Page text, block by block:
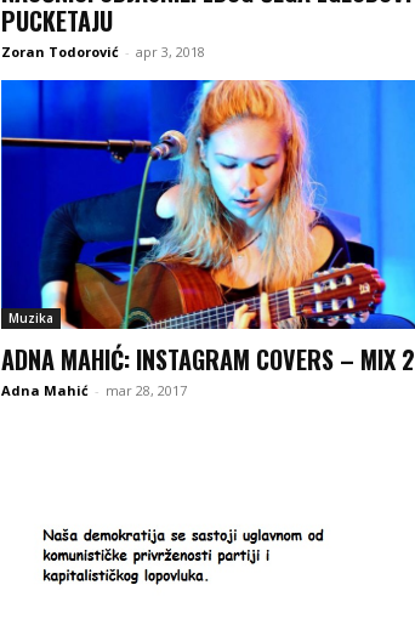
PUCKETAJU
Zoran Todorović - apr 3, 2018
Muzika
ADNA MAHIĆ: INSTAGRAM COVERS – MIX 2
Adna Mahić - mar 28, 2017